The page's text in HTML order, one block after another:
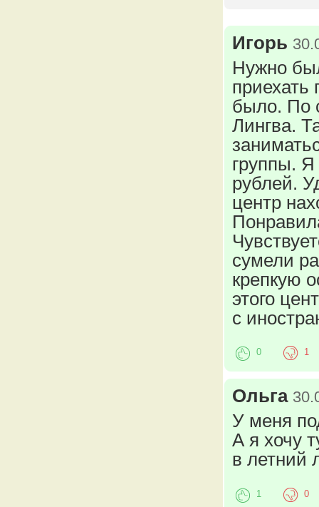
Игорь
Нужно
приехать
было. По
Лингва.
группы. Я
рублей.
центр
сумели
крепкую
этого
с
0 1
Ольга
У меня
А я хочу
в летний
1 0